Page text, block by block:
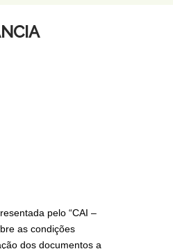
pelo “CAI –
as condições
dos documentos a